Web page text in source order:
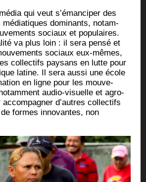
qui veut s’émanciper des
domi­nants, notam­
sociaux et popu­laires.
va plus loin : il sera pen­sé et
sociaux eux-mêmes,
col­lec­tifs pay­sans en lutte pour
latine. Il sera aus­si une école
en ligne pour les mou­ve­
audio-visuelle et agro-
d’autres col­lec­tifs
formes inno­vantes, non